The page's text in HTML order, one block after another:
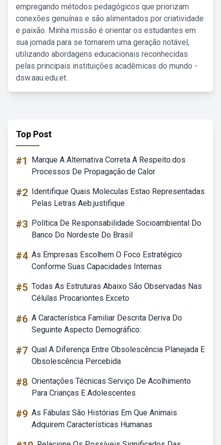
empregando métodos pedagógicos que priorizam
conexões genuínas e são alimentados por criatividade
e paixão. Minha missão é orientar os estudantes em
sua jornada para se tornarem uma geração notável,
utilizando abordagens educacionais reconhecidas
pelas principais instituições acadêmicas do mundo -
dsw.aau.edu.et.
Top Post
#1
Marque A Alternativa Correta A Respeito.dos
Processos De Propagação.de Calor
#2 Identifique Quais Moleculas Estao Representadas
Pelas Letras Aeb.justifique
#3 Política De Responsabilidade Socioambiental Do
Banco Do Nordeste Do Brasil
#4 As Empresas Escolhem O Foco Estratégico
Conforme Suas Capacidades Internas
#5 Todas As Estruturas Abaixo São Observadas Nas
Células Procariontes Exceto
#6 A Característica Familiar Descrita Deriva Do
Seguinte Aspecto Demográfico:
#7 Qual A Diferença Entre Obsolescência Planejada E
Obsolescência Percebida
#8 Orientações Técnicas Serviço De Acolhimento
Para Crianças E Adolescentes
#9 As Fábulas São Histórias Em Que Animais
Adquirem Características Humanas